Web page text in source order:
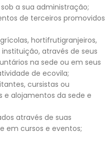
a sua administração;
de terceiros promovidos
hortifrutigranjeiros,
através de seus
na sede ou em seus
de ecovila;
cursistas ou
e alojamentos da sede e
através de suas
em cursos e eventos;